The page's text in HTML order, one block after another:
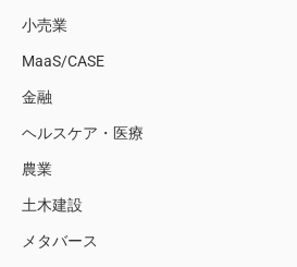
小売業
MaaS/CASE
金融
ヘルスケア・医療
農業
土木建設
メタバース